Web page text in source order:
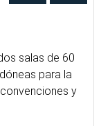
salas de 60
para la
y